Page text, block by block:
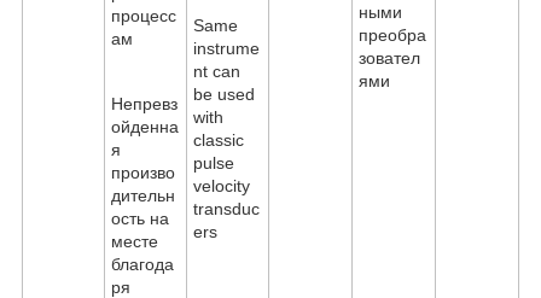
Непревз
ойденна
я
произво
дительн
ость на
месте
благода
ря
Same
instrume
nt can
be used
with
classic
pulse
velocity
transduc
ers
ными
преобра
зовател
ями